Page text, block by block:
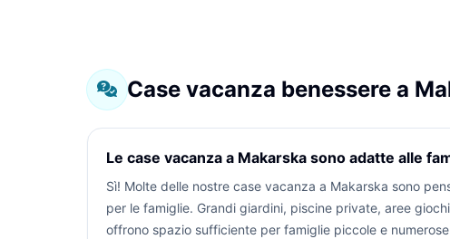
Case vacanza benessere a
Le case vacanza a Makarska sono adatte alle
Sì! Molte delle nostre case vacanza a Makarska sono
per le famiglie. Grandi giardini, piscine private, aree
offrono spazio sufficiente per famiglie piccole e